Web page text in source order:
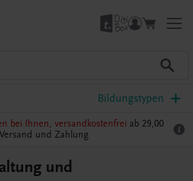
Bildungstypen
bei Ihnen, versandkostenfrei ab 29,00
Versand und Zahlung
und